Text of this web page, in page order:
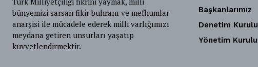
bünyemizi sarsan fikir buhranı ve mefhumlar
anarşisi ile mücadele ederek milli varlığımızı
meydana getiren unsurları yaşatıp
kuvvetlendirmektir.
Başkanlarımız
Denetim Kurulu
Yönetim Kurulu